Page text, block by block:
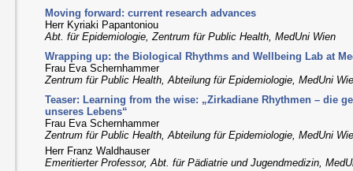
Moving forward: current research advances
Herr Kyriaki Papantoniou
Abt. für Epidemiologie, Zentrum für Public Health, MedUni Wien
Wrapping up: the Biological Rhythms and Wellbeing Lab at
Frau Eva Schernhammer
Zentrum für Public Health, Abteilung für Epidemiologie, MedUni
Teaser: Learning from the wise: „Zirkadiane Rhythmen – die
unseres Lebens“
Frau Eva Schernhammer
Zentrum für Public Health, Abteilung für Epidemiologie, MedUni
Herr Franz Waldhauser
Emeritierter Professor, Abt. für Pädiatrie und Jugendmedizin,